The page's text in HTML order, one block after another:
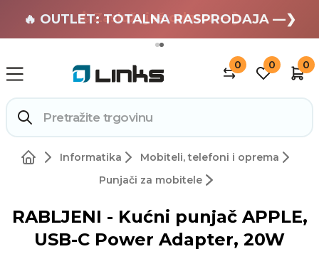
🏄 Zaslužuješ odmor —❯
🔥 OUTLET: TOTALNA RASPRODAJA —❯
0 0 0
Informatika
Mobiteli, telefoni i oprema
Punjači za mobitele
RABLJENI - Kućni punjač APPLE,
USB-C Power Adapter, 20W